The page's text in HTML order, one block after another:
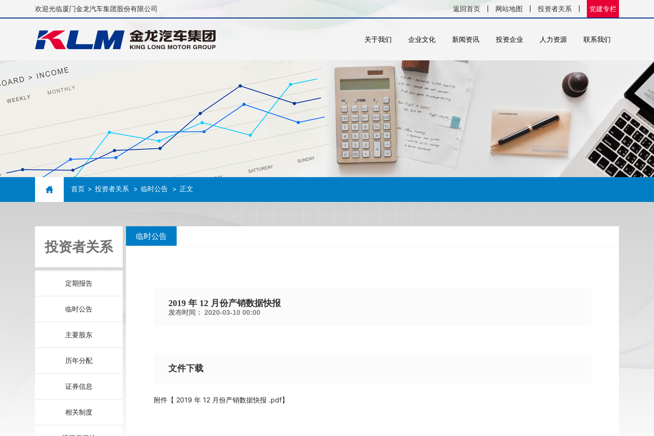
欢迎光临厦门金龙汽车集团股份有限公司 返回首页 网站地图 投资者关系 党建专栏
关于我们 企业文化 新闻资讯 投资企业 人力资源 联系我们
首页 投资者关系 临时公告 正文
投资者关系
定期报告
临时公告
主要股东
历年分配
证券信息
相关制度
临时公告
2019 年 12 月份产销数据快报
发布时间： 2020-03-10 00:00
文件下载
附件【 2019 年 12 月份产销数据快报 .pdf】